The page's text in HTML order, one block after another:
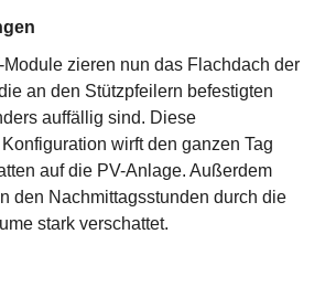
Module zieren nun das Flachdach der
an den Stützpfeilern befestigten
auffällig sind. Diese
wirft den ganzen Tag
auf die PV-Anlage. Außerdem
den Nachmittagsstunden durch die
stark verschattet.